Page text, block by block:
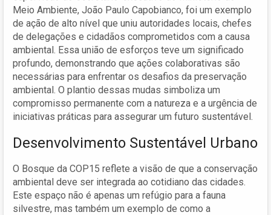
Meio Ambiente, João Paulo Capobianco, foi um exemplo
de ação de alto nível que uniu autoridades locais, chefes
de delegações e cidadãos comprometidos com a causa
ambiental. Essa união de esforços teve um significado
profundo, demonstrando que ações colaborativas são
necessárias para enfrentar os desafios da preservação
ambiental. O plantio dessas mudas simboliza um
compromisso permanente com a natureza e a urgência de
iniciativas práticas para assegurar um futuro sustentável.
Desenvolvimento Sustentável Urbano
O Bosque da COP15 reflete a visão de que a conservação
ambiental deve ser integrada ao cotidiano das cidades.
Este espaço não é apenas um refúgio para a fauna
silvestre, mas também um exemplo de como a